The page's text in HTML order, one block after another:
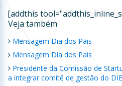
[addthis
Veja também
Mensagem Dia dos Pais
Mensagem Dia dos Pais
Presidente da Comissão de
a integrar comitê de gestão do